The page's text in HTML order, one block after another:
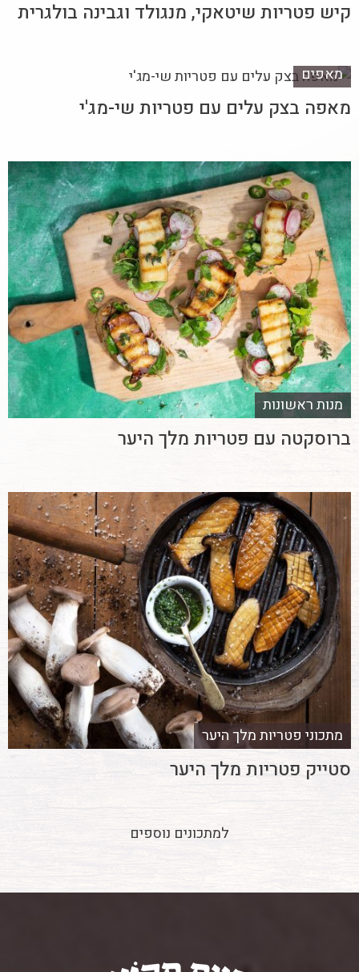
קיש פטריות שיטאקי, מנגולד וגבינה בולגרית
מאפים
מאפה בצק עלים עם פטריות שי-מג'י
מנות ראשונות
ברוסקטה עם פטריות מלך היער
מתכוני פטריות מלך היער
סטייק פטריות מלך היער
למתכונים נוספים